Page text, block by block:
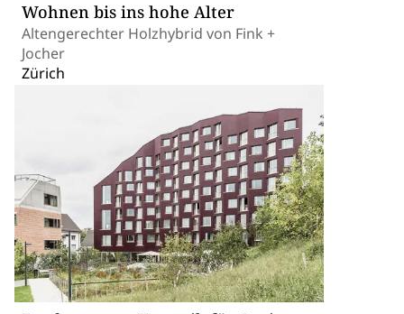
Wohnen bis ins hohe Alter
Altengerechter Holzhybrid von Fink +
Jocher
Zürich